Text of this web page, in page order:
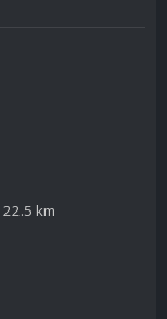
22.5 km